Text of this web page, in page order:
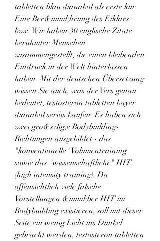
tabletten blau dianabol als erste kur.
Eine Ber&uuml;hrung des Eiklars
bzw. Wir haben 30 englische Zitate
berühmter Menschen
zusammengestellt, die einen bleibenden
Eindruck in der Welt hinterlassen
haben. Mit der deutschen Übersetzung
wissen Sie auch, was der Vers genau
bedeutet, testosteron tabletten bayer
dianabol seriös kaufen. Es haben sich
zwei gro&szlig;e Bodybuilding-
Richtungen ausgebildet - das
"konventionelle" Volumentraining
sowie das "wissenschaftliche" HIT
(high intensity training). Da
offensichtlich viele falsche
Vorstellungen &uuml;ber HIT im
Bodybuilding existieren, soll mit dieser
Seite ein wenig Licht ins Dunkel
gebracht werden, testosteron tabletten